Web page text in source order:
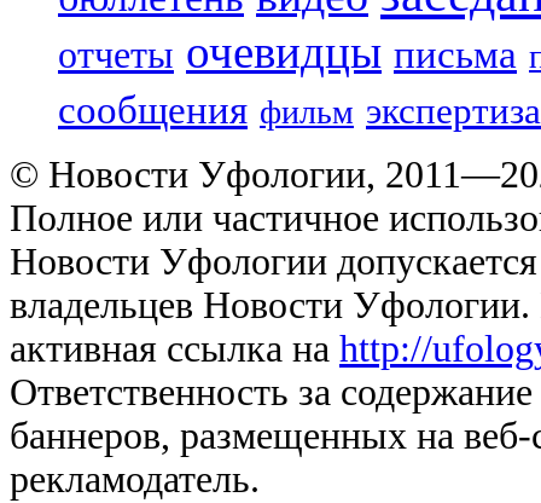
отчеты очевидцы письма
сообщения фильм экспертиза
© Новости Уфологии,
Полное или частичное
Новости Уфологии
владельцев Новости
активная ссылка на http://
Ответственность за
баннеров, размещенных на
рекламодатель.